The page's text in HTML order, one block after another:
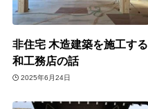
非住宅 木造建築を施工する
和工務店の話
2025年6月24日